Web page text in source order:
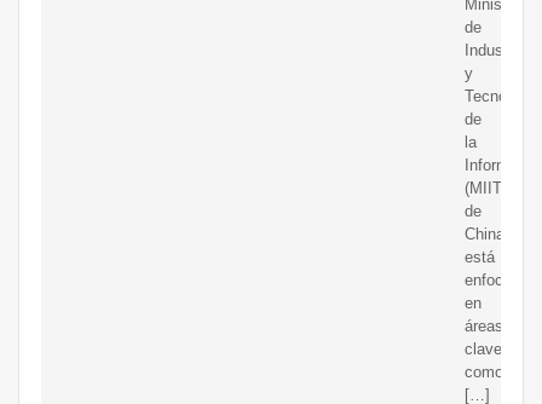
Ministerio
de
Industria
y
de
la
(MIIT)
de
China,
está
enfocado
en
áreas
clave
como
[…]